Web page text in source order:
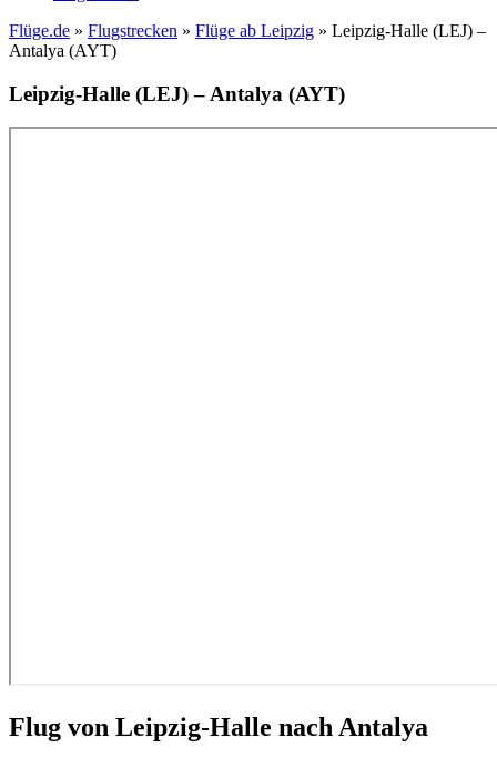
Flüge.de » Flugstrecken » Flüge ab Leipzig » Leipzig-Halle (LEJ) –
Antalya (AYT)
Leipzig-Halle (LEJ) – Antalya (AYT)
Flug von Leipzig-Halle nach Antalya